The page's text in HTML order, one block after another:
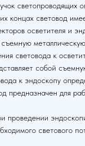
светопроводящих
концах световод
осветителя и
световода к
собой
к эндоскопу
предназначен для
проведении
светового